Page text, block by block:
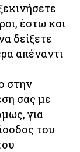
έστω και
δείξετε
απέναντι
στην
σας με
για
του